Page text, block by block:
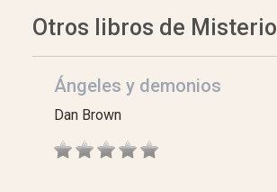
Otros libros de Misterio
Ángeles y demonios
Dan Brown